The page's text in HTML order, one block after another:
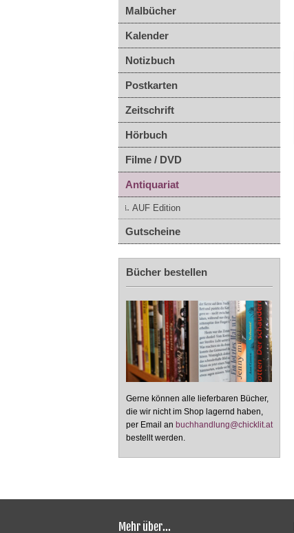
Malbücher
Kalender
Notizbuch
Postkarten
Zeitschrift
Hörbuch
Filme / DVD
Antiquariat
AUF Edition
Gutscheine
Bücher bestellen
Gerne können alle lieferbaren Bücher,
die wir nicht im Shop lagernd haben,
per Email an buchhandlung@chicklit.at
bestellt werden.
Mehr über...